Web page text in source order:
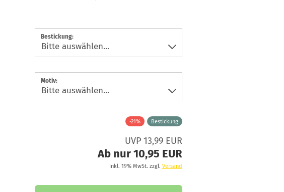
Bestickung:
Motiv:
-21% Bestickung
UVP 13,99 EUR
Ab nur 10,95 EUR
inkl. 19% MwSt. zzgl. Versand